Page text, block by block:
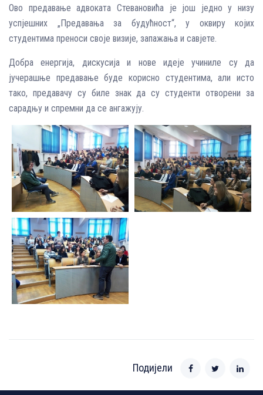
Ово предавање адвоката Стевановића је још једно у низу
успјешних „Предавања за будућност“, у оквиру којих
студентима преноси своје визије, запажања и савјете.
Добра енергија, дискусија и нове идеје учиниле су да
јучерашње предавање буде корисно студентима, али исто
тако, предавачу су биле знак да су студенти отворени за
сарадњу и спремни да се ангажују.
Подијели